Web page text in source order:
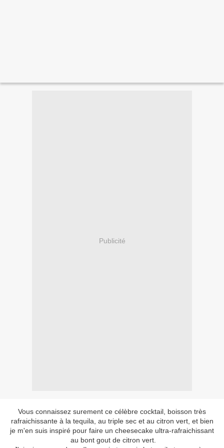
Publicité
Vous connaissez surement ce célèbre cocktail, boisson très
rafraichissante à la tequila, au triple sec et au citron vert, et bien
je m'en suis inspiré pour faire un cheesecake ultra-rafraichissant
au bont gout de citron vert.